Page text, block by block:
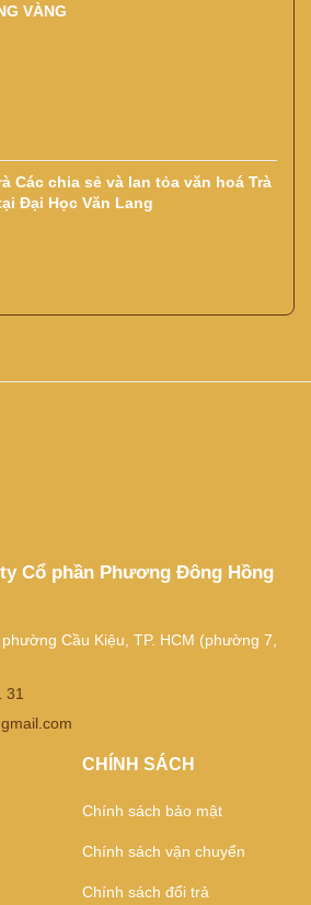
VÀNG
Các chia sẻ và lan tỏa văn hoá Trà
Đại Học Văn Lang
Cổ phần Phương Đông Hồng
Cầu Kiệu, TP. HCM (phường 7,
31
CHÍNH SÁCH
Chính sách bảo mật
Chính sách vận chuyển
Chính sách đổi trả